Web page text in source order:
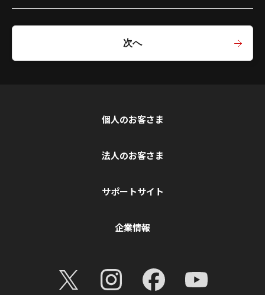
次へ
個人のお客さま
法人のお客さま
サポートサイト
企業情報